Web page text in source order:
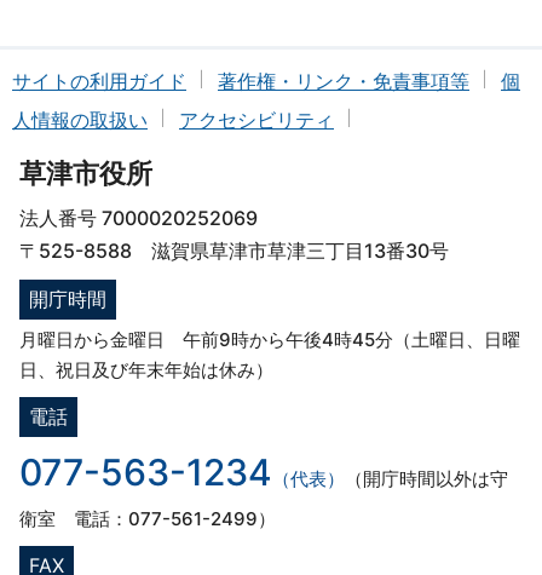
サイトの利用ガイド 著作権・リンク・免責事項等
個
人情報の取扱い
アクセシビリティ
草津市役所
法人番号 7000020252069
〒525-8588 滋賀県草津市草津三丁目13番30号
開庁時間
月曜日から金曜日 午前9時から午後4時45分（土曜日、日曜
日、祝日及び年末年始は休み）
電話
077-563-1234 （代表）
（開庁時間以外は守
衛室 電話：077-561-2499）
FAX